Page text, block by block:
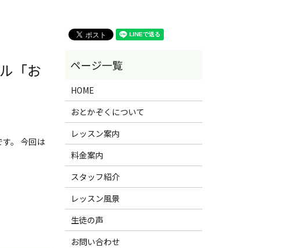
「お
。 今回は
HOME
おとかぞくについて
レッスン案内
料金案内
スタッフ紹介
レッスン風景
生徒の声
お問い合わせ